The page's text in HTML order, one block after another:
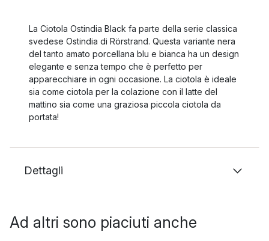
La Ciotola Ostindia Black fa parte della serie classica
svedese Ostindia di Rörstrand. Questa variante nera
del tanto amato porcellana blu e bianca ha un design
elegante e senza tempo che è perfetto per
apparecchiare in ogni occasione. La ciotola è ideale
sia come ciotola per la colazione con il latte del
mattino sia come una graziosa piccola ciotola da
portata!
Dettagli
Ad altri sono piaciuti anche